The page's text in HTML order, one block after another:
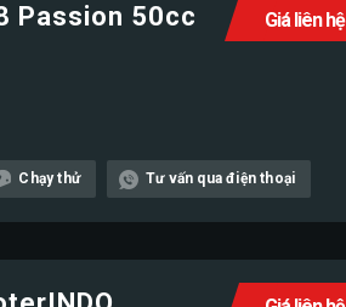
Giá liên hệ
Passion 50cc
Chạy thử Tư vấn qua điện thoại